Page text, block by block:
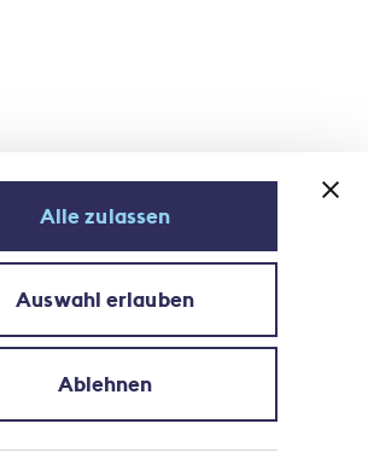
Alle zulassen
Auswahl erlauben
Ablehnen
Iscriviti alla newsletter
Svizzera d'Assicurazioni ASA